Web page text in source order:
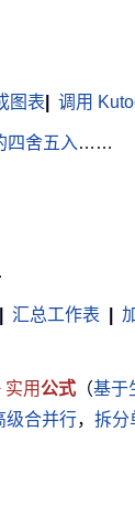
图表 调用
四舍五入 ……
汇总工作表
实用公式 （基于
级合并行， 拆分